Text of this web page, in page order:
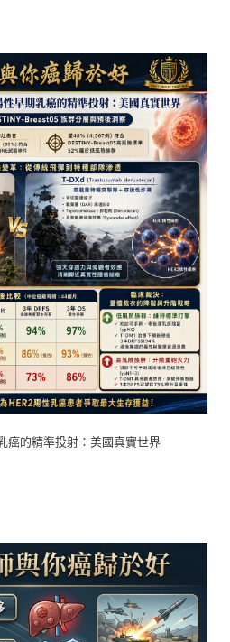
癌的精準投射：美國真實世界